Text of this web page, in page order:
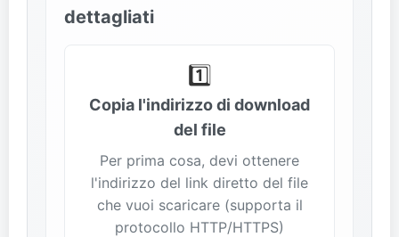
dettagliati
1️⃣
Copia l'indirizzo di download
del file
Per prima cosa, devi ottenere
l'indirizzo del link diretto del file
che vuoi scaricare (supporta il
protocollo HTTP/HTTPS)